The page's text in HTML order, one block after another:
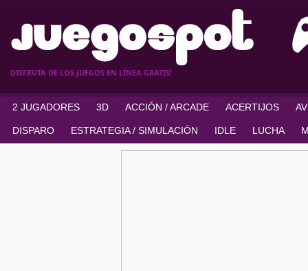
DISFRUTA DE LOS JUEGOS EN LÍNEA GRATIS!
2 JUGADORES 3D ACCIÓN / ARCADE ACERTIJOS
DISPARO ESTRATEGIA / SIMULACIÓN IDLE LUCHA